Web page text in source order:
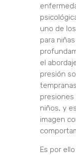
uno de
para
el
presión
presiones
niños, y
imagen
Es por